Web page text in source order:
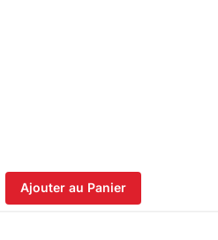
Ajouter au Panier